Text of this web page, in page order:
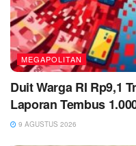
MEGAPOLITAN
Duit Warga RI Rp9,1
Laporan Tembus
9 AGUSTUS 2026